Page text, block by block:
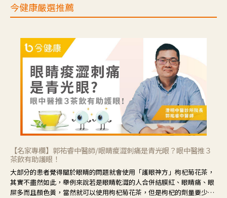
今健康嚴選推薦
【名家專欄】郭祐睿中醫師/眼睛痠澀刺痛是青光眼？眼中醫推３
茶飲有助護眼！
大部分的患者覺得關於眼睛的問題就會使用「護眼神方」枸杞菊花茶，
其實不盡然如此，舉例來說若是眼睛乾澀的人合併結膜紅、眼睛痛、眼
屎多而且顏色黃，當然就可以使用枸杞菊花茶，但是枸杞的劑量要少，